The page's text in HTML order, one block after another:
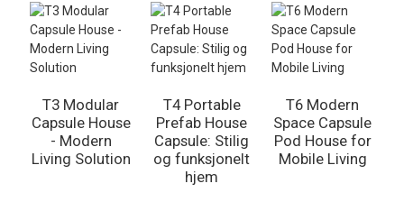
T3 Modular
Capsule House
- Modern
Living Solution
T4 Portable
Prefab House
Capsule: Stilig
og funksjonelt
hjem
T6 Modern
Space Capsule
Pod House for
Mobile Living